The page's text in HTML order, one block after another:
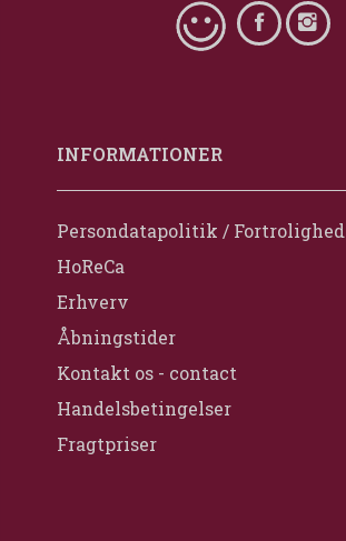
INFORMATIONER
Persondatapolitik / Fortrolighed
HoReCa
Erhverv
Åbningstider
Kontakt os - contact
Handelsbetingelser
Fragtpriser